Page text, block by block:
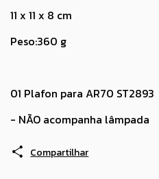
11 x 11 x 8 cm
Peso:360 g
01 Plafon para AR70 ST2893
- NÃO acompanha lâmpada
Compartilhar